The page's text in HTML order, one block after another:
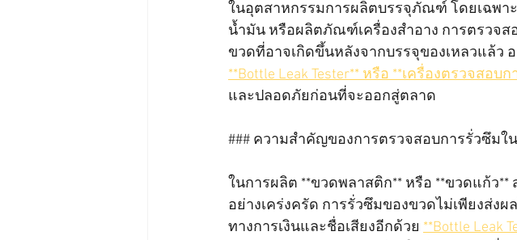
ในอุตสาหกรรมการผลิตบรรจุภัณฑ์ โดยเฉพา
น้ำมัน หรือผลิตภัณฑ์เครื่องสำอาง การตรวจ
ขวดที่อาจเกิดขึ้นหลังจากบรรจุของเหลวแล้ว
**Bottle Leak Tester** หรือ **เครื่องตรวจสอบ
และปลอดภัยก่อนที่จะออกสู่ตลาด
### ความสำคัญของการตรวจสอบการรั่วซึมใ
ในการผลิต **ขวดพลาสติก** หรือ **ขวดแก้ว
อย่างเคร่งครัด การรั่วซึมของขวดไม่เพียงส่
ทางการเงินและชื่อเสียงอีกด้วย **Bottle Leak